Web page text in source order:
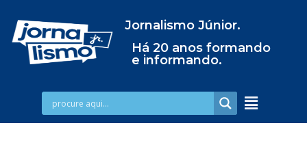
Jornalismo Júnior.
Há 20 anos formando
e informando.